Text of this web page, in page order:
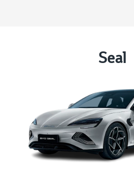
Seal